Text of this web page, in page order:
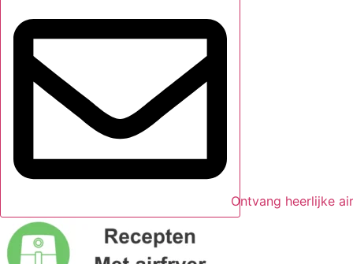
Ontvang heerlijke